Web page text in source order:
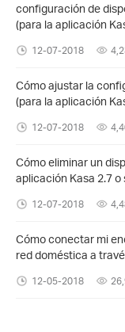
configuración de
(para la aplicación
12-07-2018
Cómo ajustar la
(para la aplicación
12-07-2018
Cómo eliminar un
aplicación Kasa 2.7 o
12-07-2018
Cómo conectar mi
red doméstica a
12-05-2018